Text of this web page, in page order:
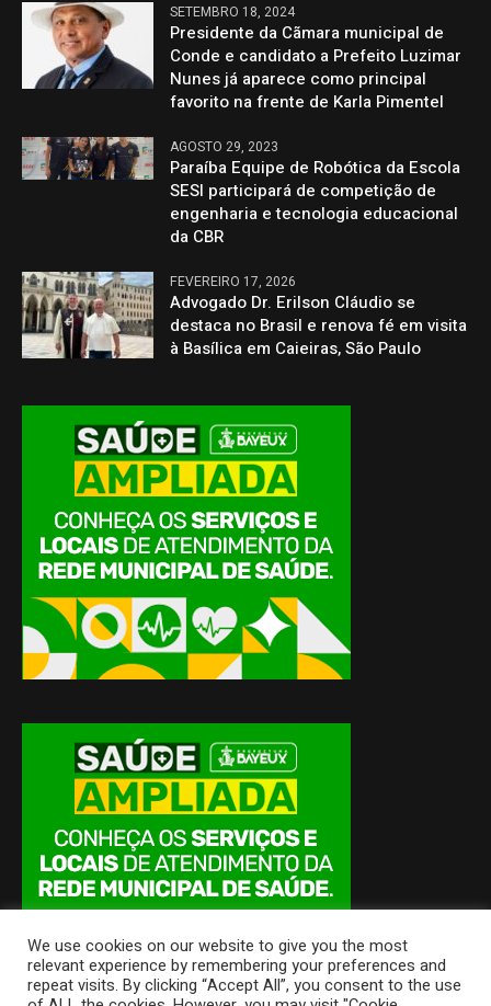
SETEMBRO 18, 2024
Presidente da Cãmara municipal de
Conde e candidato a Prefeito Luzimar
Nunes já aparece como principal
favorito na frente de Karla Pimentel
AGOSTO 29, 2023
Paraíba Equipe de Robótica da Escola
SESI participará de competição de
engenharia e tecnologia educacional
da CBR
FEVEREIRO 17, 2026
Advogado Dr. Erilson Cláudio se
destaca no Brasil e renova fé em visita
à Basílica em Caieiras, São Paulo
We use cookies on our website to give you the most
relevant experience by remembering your preferences and
repeat visits. By clicking “Accept All”, you consent to the use